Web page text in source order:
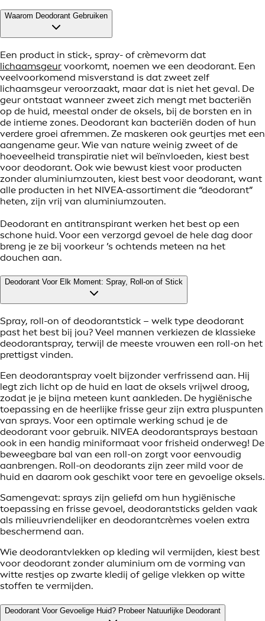
Waarom Deodorant Gebruiken
Een product in stick-, spray- of crèmevorm dat
lichaamsgeur voorkomt, noemen we een deodorant. Een
veelvoorkomend misverstand is dat zweet zelf
lichaamsgeur veroorzaakt, maar dat is niet het geval. De
geur ontstaat wanneer zweet zich mengt met bacteriën
op de huid, meestal onder de oksels, bij de borsten en in
de intieme zones. Deodorant kan bacteriën doden of hun
verdere groei afremmen. Ze maskeren ook geurtjes met een
aangename geur. Wie van nature weinig zweet of de
hoeveelheid transpiratie niet wil beïnvloeden, kiest best
voor deodorant. Ook wie bewust kiest voor producten
zonder aluminiumzouten, kiest best voor deodorant, want
alle producten in het NIVEA-assortiment die “deodorant”
heten, zijn vrij van aluminiumzouten.
Deodorant en antitranspirant werken het best op een
schone huid. Voor een verzorgd gevoel de hele dag door
breng je ze bij voorkeur ’s ochtends meteen na het
douchen aan.
Deodorant Voor Elk Moment: Spray, Roll-on of Stick
Spray, roll-on of deodorantstick – welk type deodorant
past het best bij jou? Veel mannen verkiezen de klassieke
deodorantspray, terwijl de meeste vrouwen een roll-on het
prettigst vinden.
Een deodorantspray voelt bijzonder verfrissend aan. Hij
legt zich licht op de huid en laat de oksels vrijwel droog,
zodat je je bijna meteen kunt aankleden. De hygiënische
toepassing en de heerlijke frisse geur zijn extra pluspunten
van sprays. Voor een optimale werking schud je de
deodorant voor gebruik. NIVEA deodorantsprays bestaan
ook in een handig miniformaat voor frisheid onderweg! De
beweegbare bal van een roll-on zorgt voor eenvoudig
aanbrengen. Roll-on deodorants zijn zeer mild voor de
huid en daarom ook geschikt voor tere en gevoelige oksels.
Samengevat: sprays zijn geliefd om hun hygiënische
toepassing en frisse gevoel, deodorantsticks gelden vaak
als milieuvriendelijker en deodorantcrèmes voelen extra
beschermend aan.
Wie deodorantvlekken op kleding wil vermijden, kiest best
voor deodorant zonder aluminium om de vorming van
witte restjes op zwarte kledij of gelige vlekken op witte
stoffen te vermijden.
Deodorant Voor Gevoelige Huid? Probeer Natuurlijke Deodorant